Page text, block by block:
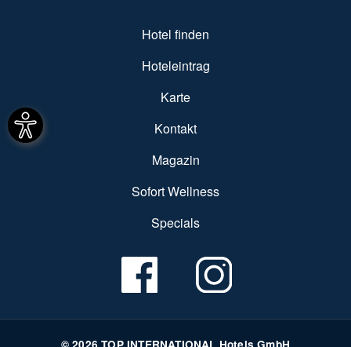
Hotel finden
Hoteleintrag
Karte
Kontakt
Magazin
Sofort Wellness
Specials
© 2026 TOP INTERNATIONAL Hotels GmbH